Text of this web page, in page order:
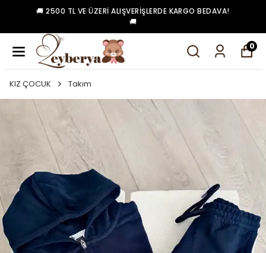
🚚 2500 TL VE ÜZERI ALIŞVERIŞLERDE KARGO BEDAVA!
🚚
0
KIZ ÇOCUK Takım